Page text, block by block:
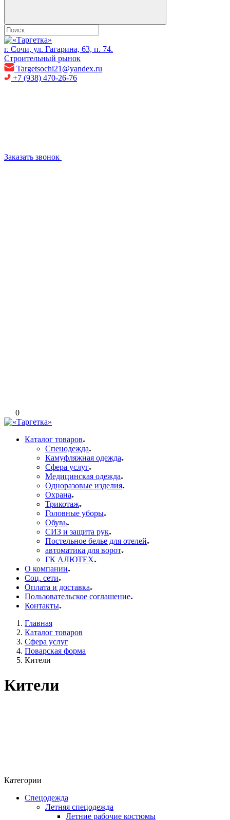
г. Сочи, ул. Гагарина, 63, п. 74.
Строительный рынок
Targetsochi21@yandex.ru
+7 (938) 470-26-76
Заказать звонок
0
Каталог товаров
Спецодежда
Камуфляжная одежда
Сфера услуг
Медицинская одежда
Одноразовые изделия
Охрана
Трикотаж
Головные уборы
Обувь
СИЗ и защита рук
Постельное белье для отелей
автоматика для ворот
ГК АЛЮТЕХ
О компании
Соц. сети
Оплата и доставка
Пользовательское соглашение
Контакты
Главная
Каталог товаров
Сфера услуг
Поварская форма
Кители
Кители
Категории
Спецодежда
Летняя спецодежда
Летние рабочие костюмы